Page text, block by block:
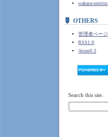
wakasa-umitsu
OTHERS
管理者ページ
RSS1.0
Atom0.3
Search this site.